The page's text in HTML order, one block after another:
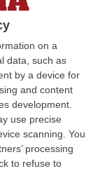
on a
data, such as
by a device for
and content
development.
use precise
scanning. You
processing
to refuse to
News
del
, oggi il
. Il ds
Vrenna